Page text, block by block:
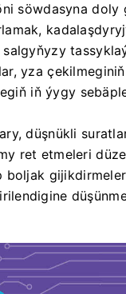
söwdasyna doly
yza
iň ýygy
düşnükli
ret etmeleri
boljak